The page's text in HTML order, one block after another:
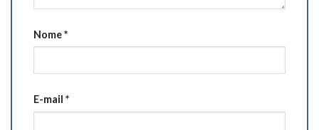
Nome*
E-mail *